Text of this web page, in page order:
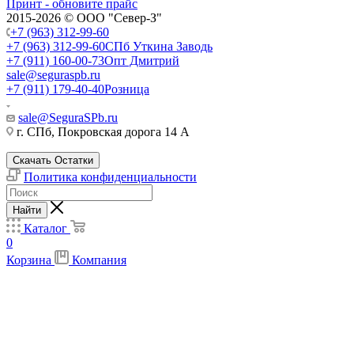
Принт - обновите прайс
2015-2026 © ООО "Север-З"
+7 (963) 312-99-60
+7 (963) 312-99-60СПб Уткина Заводь
+7 (911) 160-00-73Опт Дмитрий
sale@seguraspb.ru
+7 (911) 179-40-40Розница
sale@SeguraSPb.ru
г. СПб, Покровская дорога 14 А
Скачать Остатки
Политика конфиденциальности
Найти
Каталог
0
Корзина
Компания